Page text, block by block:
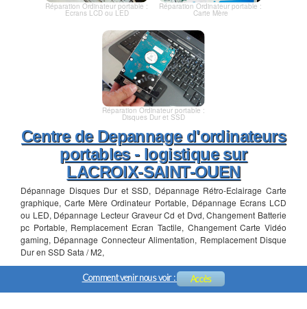
Réparation Ordinateur portable :
Ecrans LCD ou LED
Réparation Ordinateur portable :
Carte Mère
Réparation Ordinateur portable :
Disques Dur et SSD
Centre de Depannage d'ordinateurs
portables - logistique sur
LACROIX-SAINT-OUEN
Dépannage Disques Dur et SSD, Dépannage Rétro-Eclairage Carte
graphique, Carte Mère Ordinateur Portable, Dépannage Ecrans LCD
ou LED, Dépannage Lecteur Graveur Cd et Dvd, Changement Batterie
pc Portable, Remplacement Ecran Tactile, Changement Carte Vidéo
gaming, Dépannage Connecteur Alimentation, Remplacement Disque
Dur en SSD Sata / M2,
Comment venir nous voir : Accès